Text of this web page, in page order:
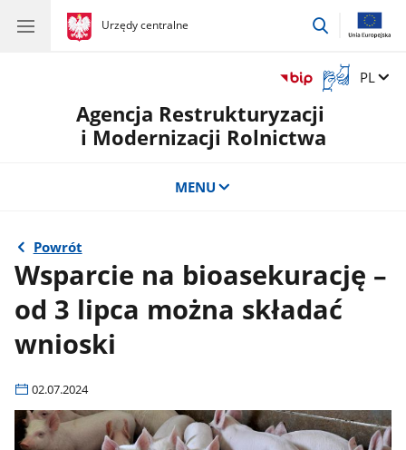
gov.pl
Urzędy centralne
gov.pl
Urzędy
przejdź
Otwórz
okno
z
tłumaczem
Zmień
PL
Agencja Restrukturyzacji
i Modernizacji Rolnictwa
MENU
Powrót
Wsparcie na bioasekurację –
od 3 lipca można składać
wnioski
02.07.2024